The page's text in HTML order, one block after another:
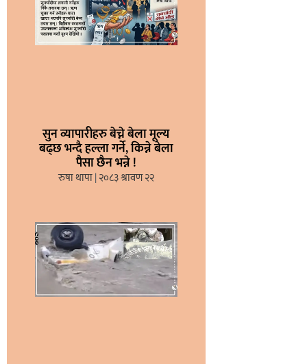
सुन व्यापारीहरु बेच्ने बेला मूल्य
बढ्छ भन्दै हल्ला गर्ने, किन्ने बेला
पैसा छैन भन्ने !
रुषा थापा २०८३ श्रावण २२